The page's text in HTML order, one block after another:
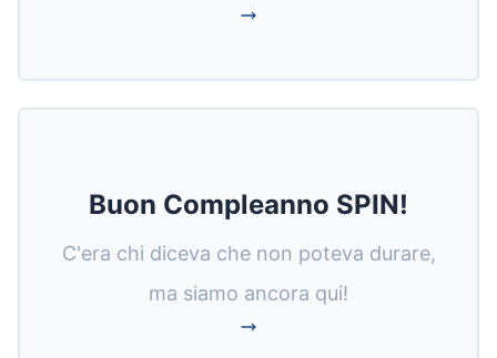
Buon Compleanno SPIN!
C'era chi diceva che non poteva durare,
ma siamo ancora qui!